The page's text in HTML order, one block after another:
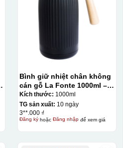
Bình giữ nhiệt chân không
cán gỗ La Fonte 1000ml –
011679
Kích thước: 1000ml
TG sản xuất: 10 ngày
3**.000 ₫
Đăng kýhoặc Đăng nhậpđể xem giá